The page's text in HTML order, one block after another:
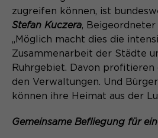
(Formulare).
Name be_typo_user
Anbieter TYPO3
Laufzeit Ende der Sitzung
Anbieter Matomo
Laufzeit 6 Monate
Zweck Speichert die
Name MATOMO_SESSID
zugreifen können, ist
Stefan Kuczera, Beigeordneter
„Möglich macht dies die
Zusammenarbeit der Städte
Ruhrgebiet. Davon profitieren
den Verwaltungen. Und
können ihre Heimat aus der
Gemeinsame Befliegung für